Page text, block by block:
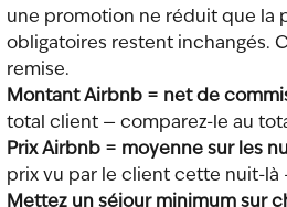
une promotion ne réduit que la
obligatoires restent inchangés.
remise.
Montant Airbnb = net de
total client — comparez-le au
Prix Airbnb = moyenne sur les
prix vu par le client cette nuit-là
Mettez un séjour minimum sur